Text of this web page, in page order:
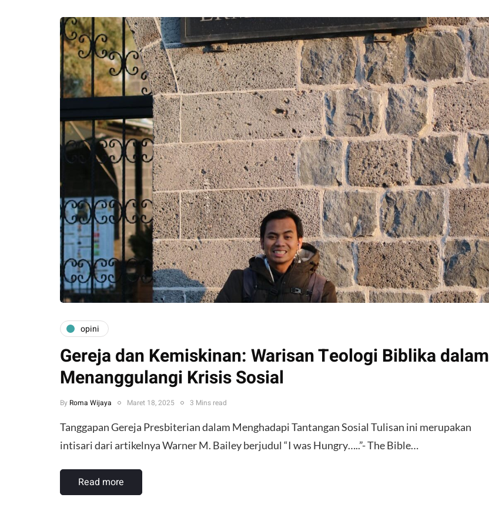
opini
Gereja dan Kemiskinan: Warisan Teologi Biblika dalam
Menanggulangi Krisis Sosial
By Roma Wijaya Maret 18, 2025 3 Mins read
Tanggapan Gereja Presbiterian dalam Menghadapi Tantangan Sosial Tulisan ini merupakan
intisari dari artikelnya Warner M. Bailey berjudul “I was Hungry…..”- The Bible…
Read more